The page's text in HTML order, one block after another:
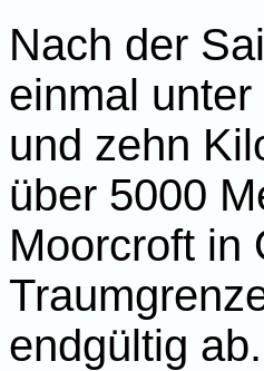
Nach der
einmal
und zehn
über 5000
Moorcroft in
endgültig ab.